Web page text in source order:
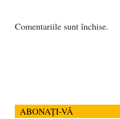
Comentariile sunt închise.
ABONAȚI-VĂ